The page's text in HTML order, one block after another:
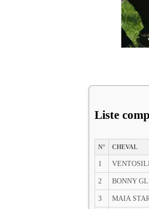
Liste
N° CHEVAL
1
2 BONNY
3 MAIA